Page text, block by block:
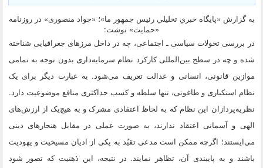
به گزارش «پايگاه خبري تحليلي رئيس جمهور ما»؛ «جواد منصوری» در روزنامه
«حمایت» نوشت:
در بررسی تحولات سیاسی ـ اجتماعی، چه در داخل مرزهای جغرافیایی شناخته
شده و چه در سطح بین‌المللی کارکرد نظام سرمایه‌داری بدون توجه به تمامی
موازین قانونی، انسانی و عدالت تعریف می‌شود. به عبارت دیگر برای یک
نظام استکباری و طاغوتی، تنها سلطه و کسب حداکثری منافع موضوعیت دارد.
نظریه‌پردازان این نظام که به لحاظ اعتقادی مشرک و به هیچ‌یک از ارزش‌های
الهی و آسمانی اعتقاد ندارند، به صورت عملی در مقابل هنجارهای دینی
می‌ایستند؛ اگرچه ممکن است مدعی تقیّد به یکی از ادیان مسیحیت و یهودیت
باشند و به پایبندی آن، تظاهر نمایند. در نتیجه، این ذهنیت که تصور شود